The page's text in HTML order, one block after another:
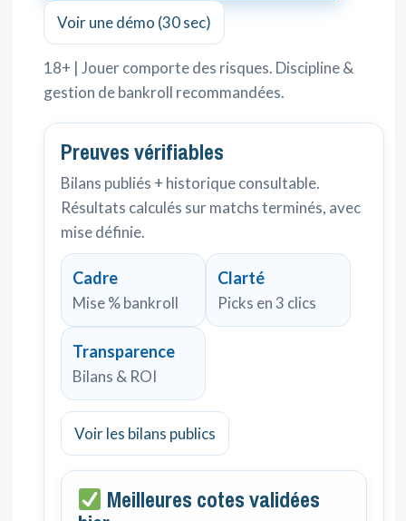
Voir une démo (30 sec)
18+ | Jouer comporte des risques. Discipline &
gestion de bankroll recommandées.
Preuves vérifiables
Bilans publiés + historique consultable.
Résultats calculés sur matchs terminés, avec
mise définie.
Cadre
Mise % bankroll
Clarté
Picks en 3 clics
Transparence
Bilans & ROI
Voir les bilans publics
Meilleures cotes validées